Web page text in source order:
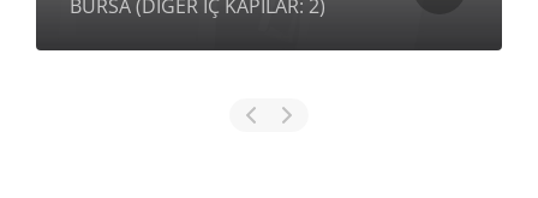
BURSA (DİĞER İÇ KAPILAR: 2)